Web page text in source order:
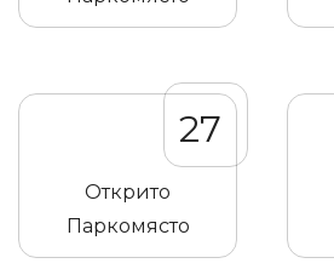
27
Открито
Паркомясто